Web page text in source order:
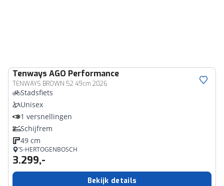
Tenways AGO Performance
TENWAYS BROWN 52 49cm 2026
Stadsfiets
Unisex
1 versnellingen
Schijfrem
49 cm
’S-HERTOGENBOSCH
3.299,-
Bekijk details